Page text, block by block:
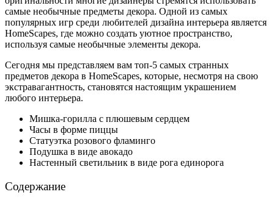
самые необычные предметы декора. Одной из самых
популярных игр среди любителей дизайна интерьера является
HomeScapes, где можно создать уютное пространство,
используя самые необычные элементы декора.
Сегодня мы представляем вам топ-5 самых странных
предметов декора в HomeScapes, которые, несмотря на свою
экстравагантность, становятся настоящим украшением
любого интерьера.
Мишка-горилла с плюшевым сердцем
Часы в форме пиццы
Статуэтка розового фламинго
Подушка в виде авокадо
Настенный светильник в виде рога единорога
Содержание